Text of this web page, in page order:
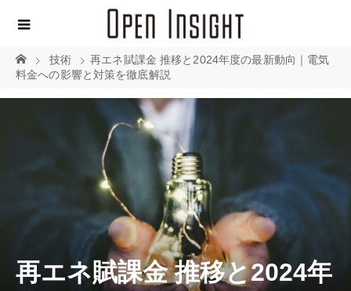
技術
再エネ賦課金 推移と2024年度の最新動向｜電気
料金への影響と対策を徹底解説
再エネ賦課金 推移と2024年